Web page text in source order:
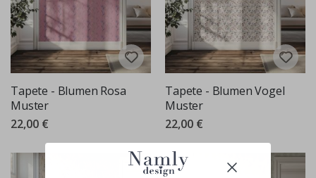
Tapete - Blumen Rosa
Muster
22,00 €
Tapete - Blumen Vogel
Muster
22,00 €